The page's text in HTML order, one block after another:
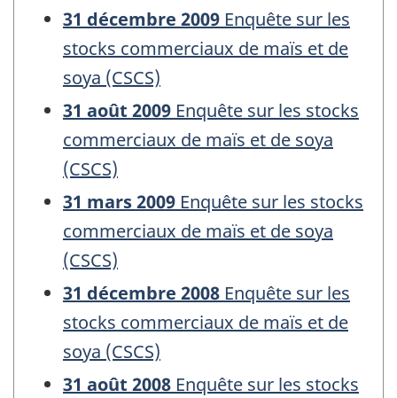
31 décembre 2009 Enquête sur les
stocks commerciaux de maïs et de
soya (CSCS)
31 août 2009 Enquête sur les stocks
commerciaux de maïs et de soya
(CSCS)
31 mars 2009 Enquête sur les stocks
commerciaux de maïs et de soya
(CSCS)
31 décembre 2008 Enquête sur les
stocks commerciaux de maïs et de
soya (CSCS)
31 août 2008 Enquête sur les stocks